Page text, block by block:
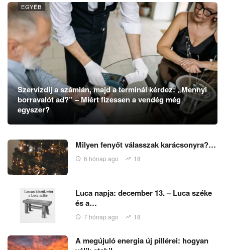
EGYÉB
Szervízdíj a számlán, majd a terminál kérdez: „Mennyi
borravalót ad?” – Miért fizessen a vendég még
egyszer?
Milyen fenyőt válasszak karácsonyra?…
6 hónap ago 18
Luca napja: december 13. – Luca széke
és a…
7 hónap ago 18
A megújuló energia új pillérei: hogyan